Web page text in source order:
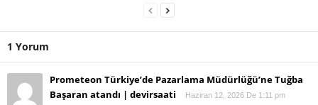
1 Yorum
Prometeon Türkiye’de Pazarlama Müdürlüğü’ne Tuğba
Başaran atandı | devirsaati
Haziran 12, 2026 De 1:11 pm